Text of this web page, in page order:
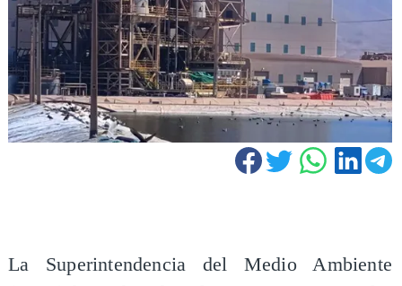
La Superintendencia del Medio Ambiente